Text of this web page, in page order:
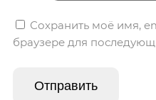
Сохранить моё имя,
браузере для